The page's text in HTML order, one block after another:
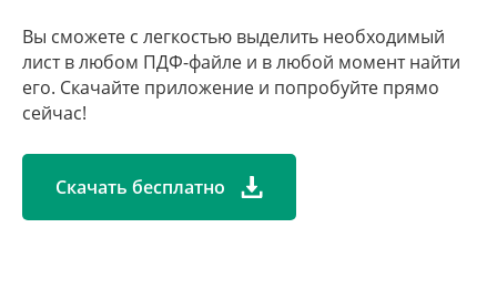
Вы сможете с легкостью выделить необходимый
лист в любом ПДФ-файле и в любой момент найти
его. Скачайте приложение и попробуйте прямо
сейчас!
Скачать бесплатно